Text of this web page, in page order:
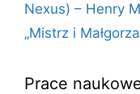
Nexus) – Henry
„Mistrz i
Prace